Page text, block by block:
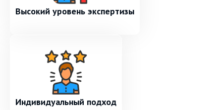
Высокий уровень экспертизы
Индивидуальный подход